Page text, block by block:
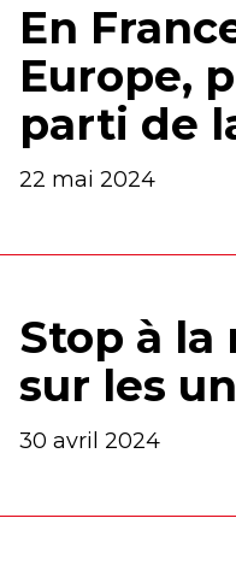
En
Europe,
parti de
22 mai 2024
Stop à la
sur les
30 avril 2024